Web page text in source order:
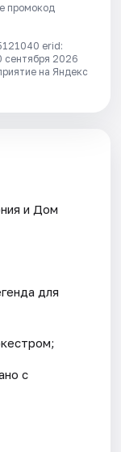
промокод
erid:
сентября 2026
на Яндекс
и Дом
для
с